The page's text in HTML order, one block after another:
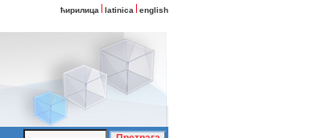
ћирилица latinica english